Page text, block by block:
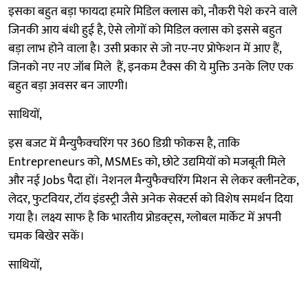
इसका बहुत बड़ा फायदा हमारे मिडिल क्लास को, नौकरी पेशे करने वाले
जिनकी आय बंधी हुई है, ऐसे लोगों को मिडिल क्लास को इससे बहुत
बड़ा लाभ होने वाला है। उसी प्रकार से जो नए-नए प्रोफेशन में आए हैं,
जिनको नए नए जॉब मिले हैं, इनकम टैक्स की ये मुक्ति उनके लिए एक
बहुत बड़ा अवसर बन जाएगी।
साथियों,
इस बजट में मैन्युफैक्चरिंग पर 360 डिग्री फोकस है, ताकि
Entrepreneurs को, MSMEs को, छोटे उद्यमियों को मजबूती मिले
और नई Jobs पैदा हों। नेशनल मैन्युफैक्चरिंग मिशन से लेकर क्लीनटेक,
लेदर, फुटवियर, टॉय इंडस्ट्री जैसे अनेक सेक्टर्स को विशेष समर्थन दिया
गया है। लक्ष्य साफ है कि भारतीय प्रोडक्ट्स, ग्लोबल मार्केट में अपनी
चमक बिखेर सकें।
साथियों,